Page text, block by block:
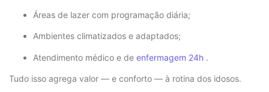
Áreas de lazer com programação diária;
Ambientes climatizados e adaptados;
Atendimento médico e de enfermagem 24h .
Tudo isso agrega valor — e conforto — à rotina dos idosos.